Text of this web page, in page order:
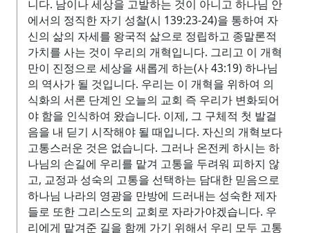
니다. 남이나 세상을 고발하는 것이 아니고 하나님 안
에서의 정직한 자기 성찰(시 139:23-24)을 통하여 자
신의 삶의 자세를 왕국적 삶으로 정립하고 종말론적
가치를 사는 것이 우리의 개혁입니다. 그리고 이 개혁
만이 진정으로 세상을 새롭게 하는(사 43:19) 하나님
의 역사가 될 것입니다. 우리는 이 개혁을 위하여 의
식화의 서론 단계인 오늘의 교회 즉 우리가 변화되어
야 함을 인식하여 왔습니다. 이제, 그 구체적 첫 발걸
음을 내 딛기 시작해야 될 때입니다. 자신의 개혁보다
고통스러운 것은 없습니다. 그러나 온전케 하시는 하
나님의 손길에 우리를 맡겨 고통을 두려워 피하지 않
고, 교정과 성숙의 고통을 선택하는 담대한 믿음으로
하나님 나라의 영광을 만방에 드러내는 성숙한 제자
들로 또한 그리스도의 교회로 자라가야겠습니다. 우
리에게 맡겨준 길을 함께 가기 위해서 우리 모두 고통